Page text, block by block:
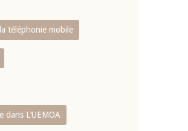
téléphonie mobile
L‘UEMOA